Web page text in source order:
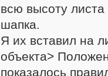
всю высоту
шапка.
Я их вставил на
объекта>
показалось